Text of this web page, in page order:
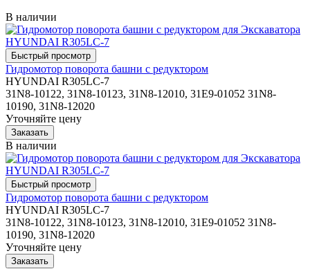
В наличии
Гидромотор поворота башни с редуктором
HYUNDAI R305LC-7
31N8-10122, 31N8-10123, 31N8-12010, 31E9-01052 31N8-
10190, 31N8-12020
Уточняйте цену
В наличии
Гидромотор поворота башни с редуктором
HYUNDAI R305LC-7
31N8-10122, 31N8-10123, 31N8-12010, 31E9-01052 31N8-
10190, 31N8-12020
Уточняйте цену